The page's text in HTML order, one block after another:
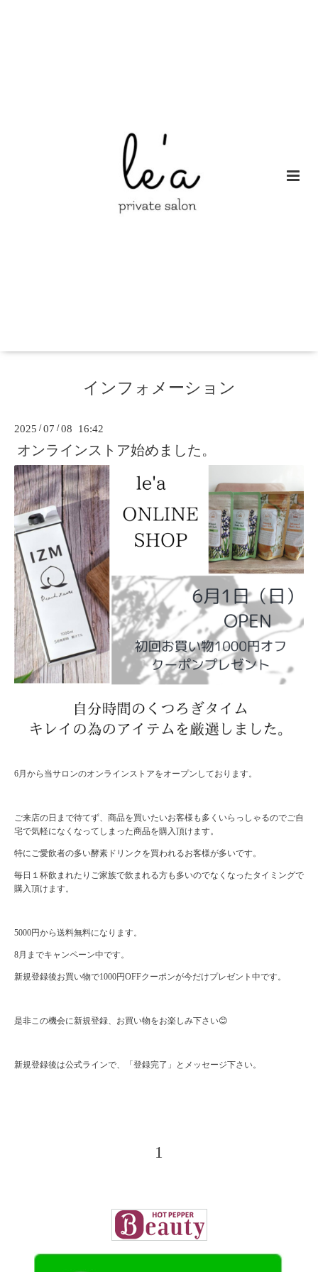
インフォメーション
2025 /07 /08 16:42
オンラインストア始めました。
6月から当サロンのオンラインストアをオープンしております。
ご来店の日まで待てず、商品を買いたいお客様も多くいらっしゃるのでご自
宅で気軽になくなってしまった商品を購入頂けます。
特にご愛飲者の多い酵素ドリンクを買われるお客様が多いです。
毎日１杯飲まれたりご家族で飲まれる方も多いのでなくなったタイミングで
購入頂けます。
5000円から送料無料になります。
8月までキャンペーン中です。
新規登録後お買い物で1000円OFFクーポンが今だけプレゼント中です。
是非この機会に新規登録、お買い物をお楽しみ下さい😊
新規登録後は公式ラインで、「登録完了」とメッセージ下さい。
1